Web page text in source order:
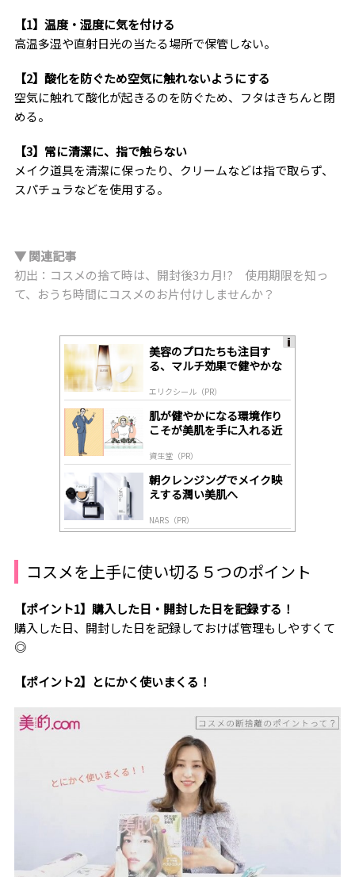
【1】温度・湿度に気を付ける
高温多湿や直射日光の当たる場所で保管しない。
【2】酸化を防ぐため空気に触れないようにする
空気に触れて酸化が起きるのを防ぐため、フタはきちんと閉
める。
【3】常に清潔に、指で触らない
メイク道具を清潔に保ったり、クリームなどは指で取らず、
スパチュラなどを使用する。
▼ 関連記事
初出：コスメの捨て時は、開封後3カ月!? 使用期限を知っ
て、おうち時間にコスメのお片付けしませんか？
美容のプロたちも注目す
る、マルチ効果で健やかな
エリクシール（PR）
肌が健やかになる環境作り
こそが美肌を手に入れる近
資生堂（PR）
朝クレンジングでメイク映
えする潤い美肌へ
NARS（PR）
コスメを上手に使い切る５つのポイント
【ポイント1】購入した日・開封した日を記録する！
購入した日、開封した日を記録しておけば管理もしやすくて
◎
【ポイント2】とにかく使いまくる！